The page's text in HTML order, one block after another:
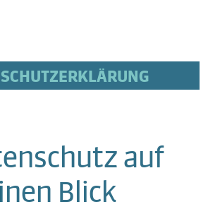
auf
Blick